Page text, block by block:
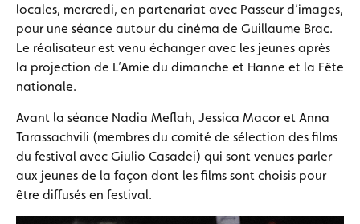
locales, mercredi, en partenariat avec Passeur d’images,
pour une séance autour du cinéma de Guillaume Brac.
Le réalisateur est venu échanger avec les jeunes après
la projection de L’Amie du dimanche et Hanne et la Fête
nationale.
Avant la séance Nadia Meflah, Jessica Macor et Anna
Tarassachvili (membres du comité de sélection des films
du festival avec Giulio Casadei) qui sont venues parler
aux jeunes de la façon dont les films sont choisis pour
être diffusés en festival.